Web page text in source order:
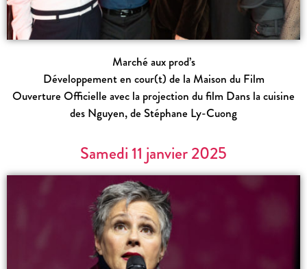
Marché aux prod’s
Développement en cour(t) de la Maison du Film
Ouverture Officielle avec la projection du film Dans la cuisine
des Nguyen, de Stéphane Ly-Cuong
Samedi 11 janvier 2025